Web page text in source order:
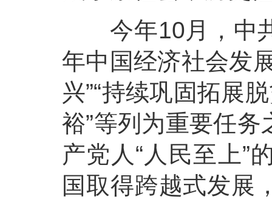
今年10月，中共
年中国经济社会发
兴”“持续巩固拓展
裕”等列为重要任
产党人“人民至上”
国取得跨越式发展